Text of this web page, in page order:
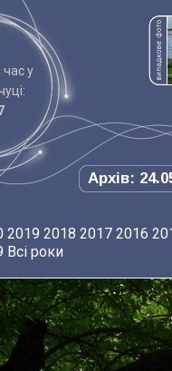
час у
Архів:
2019 2018 2017 2016
Всі роки